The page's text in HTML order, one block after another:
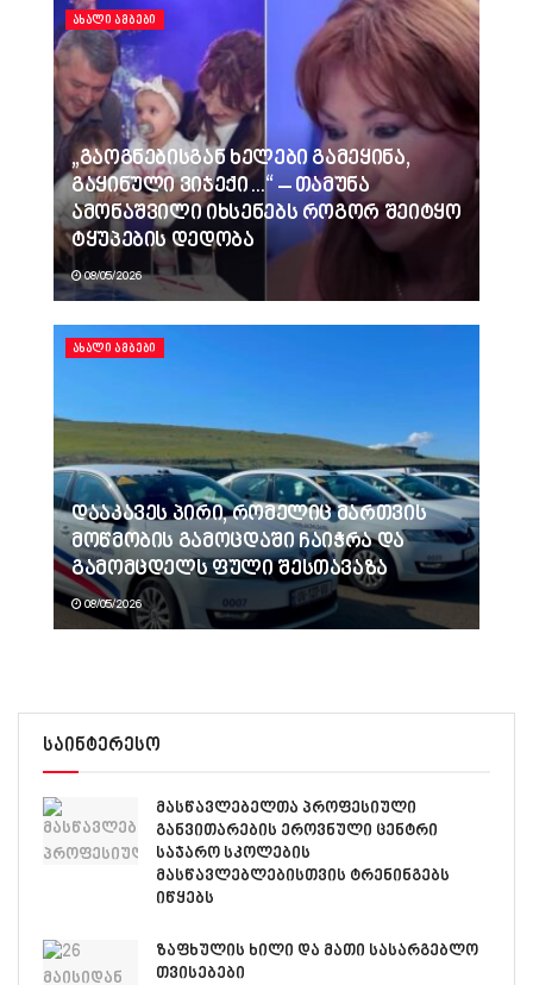
ᲐᲮᲐᲚᲘ ᲐᲛᲑᲔᲑᲘ
„გაოგნებისგან ხელები გამეყინა,
გაყინული ვიჯექი…“ – თამუნა
ამონაშვილი იხსენებს როგორ შეიტყო
ტყუპების დედობა
08/05/2026
ᲐᲮᲐᲚᲘ ᲐᲛᲑᲔᲑᲘ
დააკავეს პირი, რომელიც მართვის
მოწმობის გამოცდაში ჩაიჭრა და
გამომცდელს ფული შესთავაზა
08/05/2026
საინტერესო
მასწავლებელთა პროფესიული
განვითარების ეროვნული ცენტრი
საჯარო სკოლების
მასწავლებლებისთვის ტრენინგებს
იწყებს
ზაფხულის ხილი და მათი სასარგებლო
თვისებები